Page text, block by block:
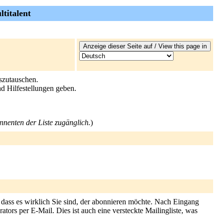
Hilfestellungen geben.
der Liste zugänglich.)
es wirklich Sie sind, der abonnieren möchte. Nach Eingang
per E-Mail. Dies ist auch eine versteckte Mailingliste, was